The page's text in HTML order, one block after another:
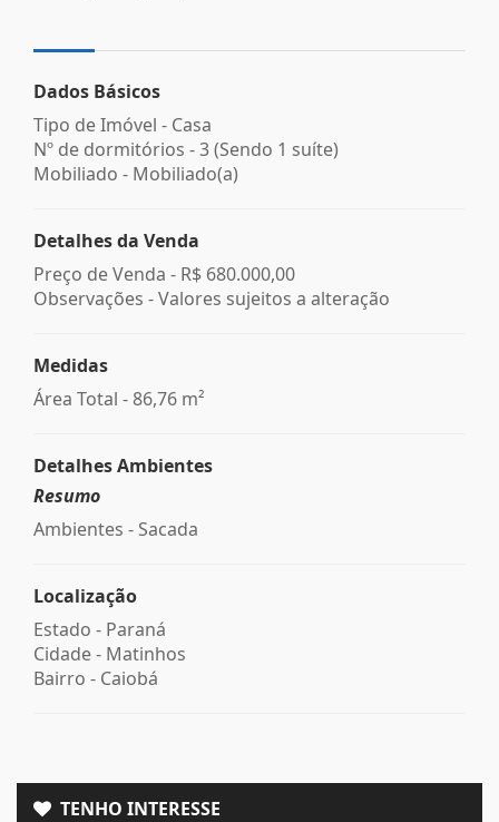
Dados Básicos
Tipo de Imóvel - Casa
Nº de dormitórios - 3 (Sendo 1 suíte)
Mobiliado - Mobiliado(a)
Detalhes da Venda
Preço de Venda - R$ 680.000,00
Observações - Valores sujeitos a alteração
Medidas
Área Total - 86,76 m²
Detalhes Ambientes
Resumo
Ambientes - Sacada
Localização
Estado - Paraná
Cidade - Matinhos
Bairro - Caiobá
TENHO INTERESSE